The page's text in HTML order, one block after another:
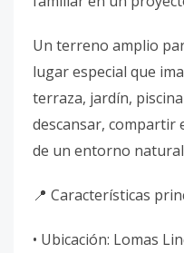
Un terreno amplio
lugar especial que
terraza, jardín,
descansar, compartir
de un entorno
📍 Características
• Ubicación: Lomas